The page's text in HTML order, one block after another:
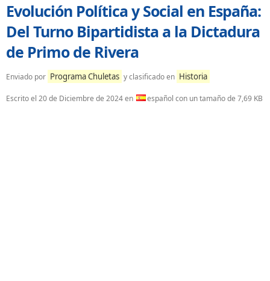
Evolución Política y Social en España:
Del Turno Bipartidista a la Dictadura
de Primo de Rivera
Enviado por Programa Chuletas y clasificado en Historia
Escrito el 20 de Diciembre de 2024en español con un tamaño de 7,69 KB